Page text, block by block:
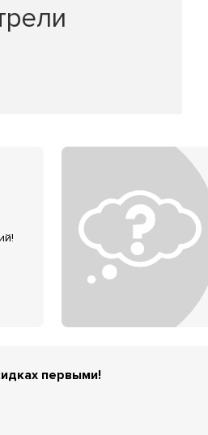
первыми!